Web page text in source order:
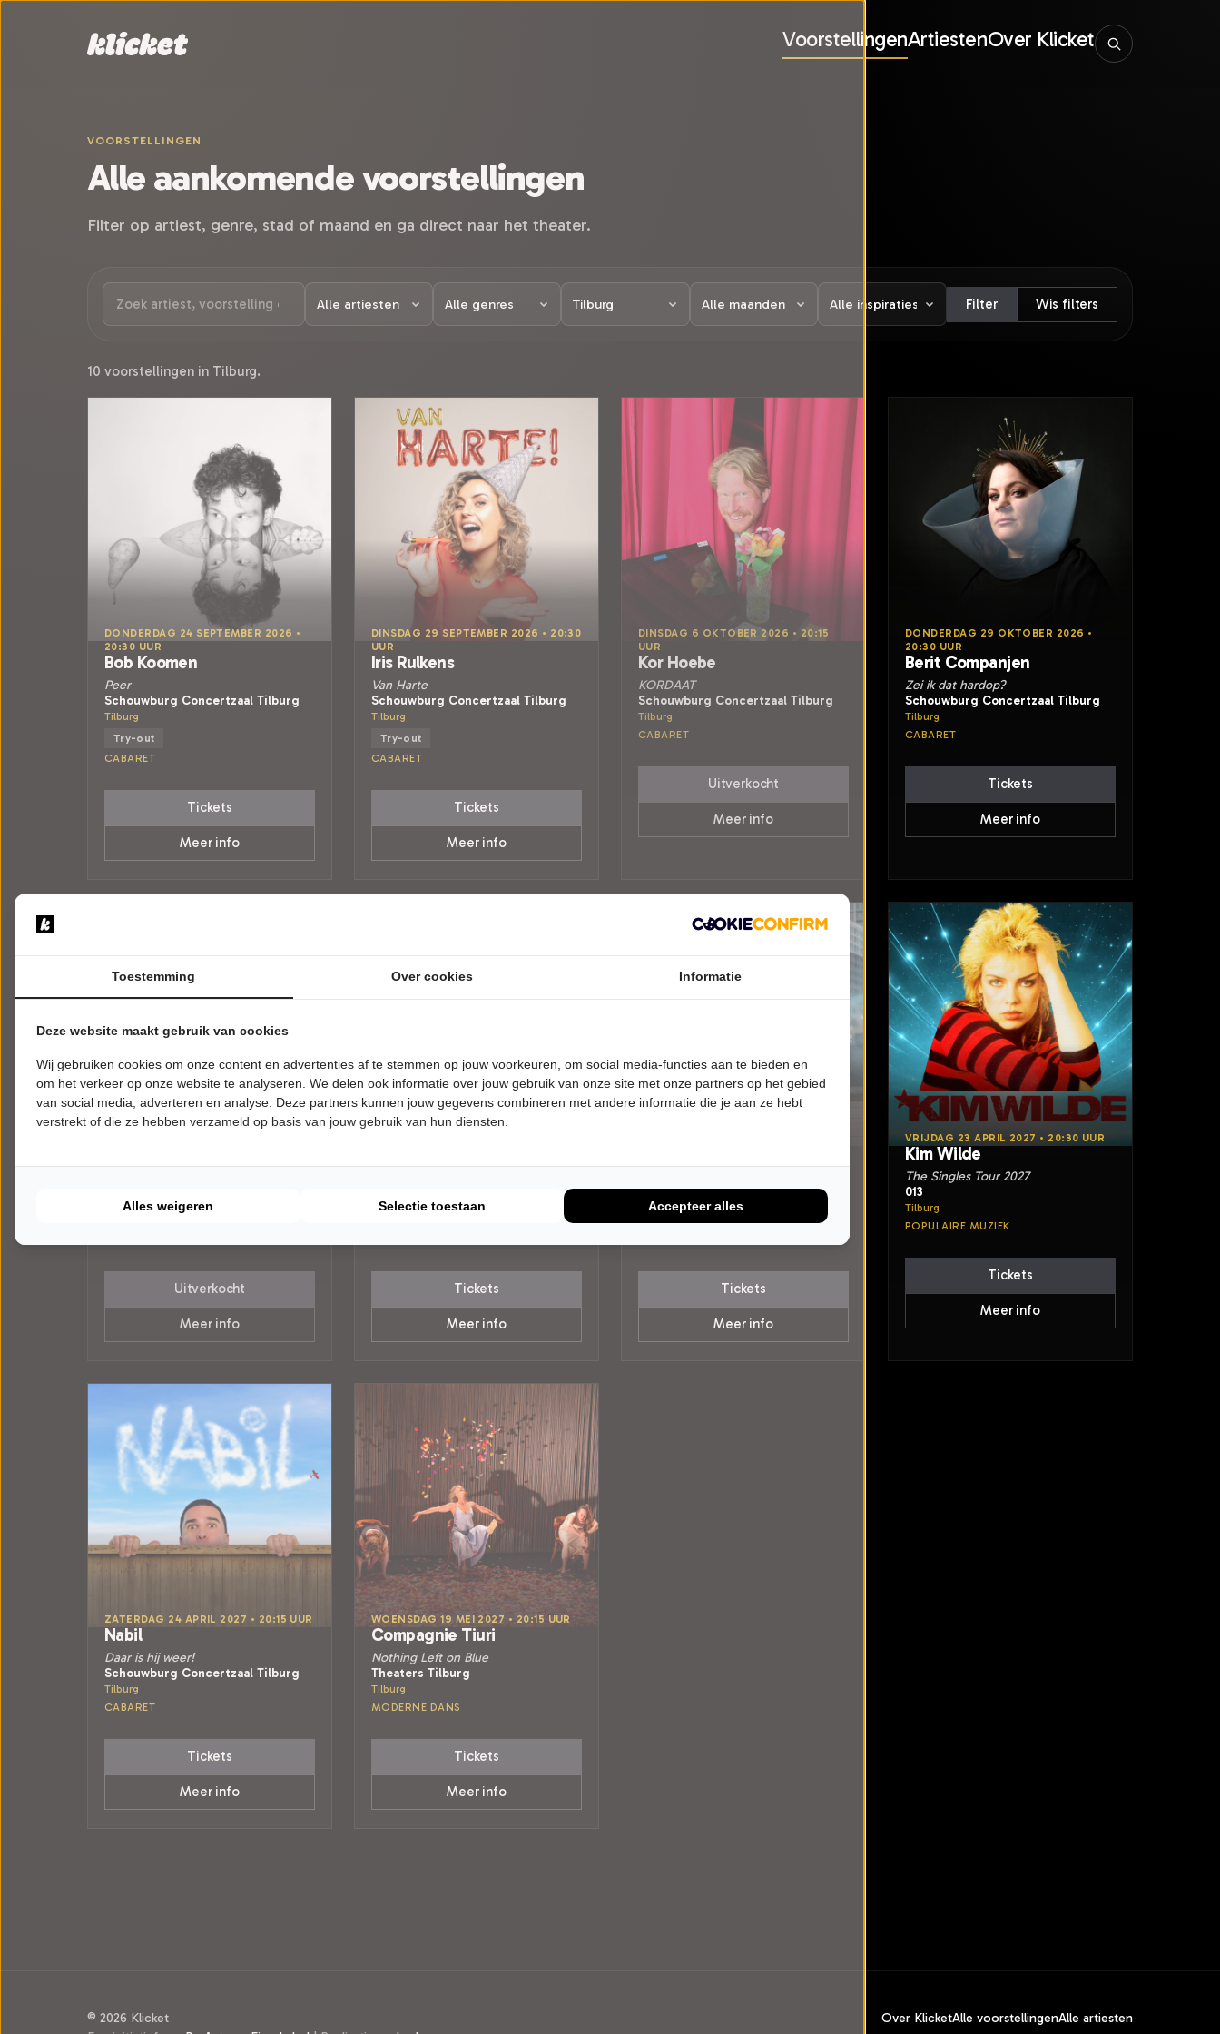
VoorstellingenArtiestenOver Klicket
VOORSTELLINGEN
Alle aankomende voorstellingen
Filter op artiest, genre, stad of maand en ga direct naar het theater.
Filter Wis filters
10 voorstellingen in Tilburg.
DONDERDAG 24 SEPTEMBER 2026 •
20:30 UUR
Bob Koomen
Peer
Schouwburg Concertzaal Tilburg
Tilburg
Try-out
CABARET
Tickets
Meer info
DINSDAG 29 SEPTEMBER 2026 • 20:30
UUR
Iris Rulkens
Van Harte
Schouwburg Concertzaal Tilburg
Tilburg
Try-out
CABARET
Tickets
Meer info
DINSDAG 6 OKTOBER 2026 • 20:15
UUR
Kor Hoebe
KORDAAT
Schouwburg Concertzaal Tilburg
Tilburg
CABARET
Uitverkocht
Meer info
DONDERDAG 29 OKTOBER 2026 •
20:30 UUR
Berit Companjen
Zei ik dat hardop?
Schouwburg Concertzaal Tilburg
Tilburg
CABARET
Tickets
Meer info
Jade Mintjens
Schouwburg Concertzaal Tilburg
Uitverkocht
Meer info
De Niemanders
Schouwburg Concertzaal Tilburg
Tickets
Meer info
Jules Keeris
Knegsel-Zuid
Schouwburg Concertzaal Tilburg
Tilburg
Tickets
Meer info
VRIJDAG 23 APRIL 2027 • 20:30 UUR
Kim Wilde
The Singles Tour 2027
013
Tilburg
POPULAIRE MUZIEK
Tickets
Meer info
ZATERDAG 24 APRIL 2027 • 20:15 UUR
Nabil
Daar is hij weer!
Schouwburg Concertzaal Tilburg
Tilburg
CABARET
Tickets
Meer info
WOENSDAG 19 MEI 2027 • 20:15 UUR
Compagnie Tiuri
Nothing Left on Blue
Theaters Tilburg
Tilburg
MODERNE DANS
Tickets
Meer info
© 2026 Klicket
Over KlicketAlle voorstellingenAlle artiesten
Toestemming Over cookies Informatie
Deze website maakt gebruik van cookies
Wij gebruiken cookies om onze content en advertenties af te stemmen op jouw voorkeuren, om social media-functies aan te bieden en
om het verkeer op onze website te analyseren. We delen ook informatie over jouw gebruik van onze site met onze partners op het gebied
van social media, adverteren en analyse. Deze partners kunnen jouw gegevens combineren met andere informatie die je aan ze hebt
verstrekt of die ze hebben verzameld op basis van jouw gebruik van hun diensten.
Alles weigeren Selectie toestaan Accepteer alles